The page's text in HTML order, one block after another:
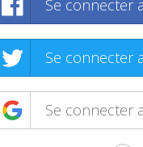
Se connecter
Se connecter
Se connecter